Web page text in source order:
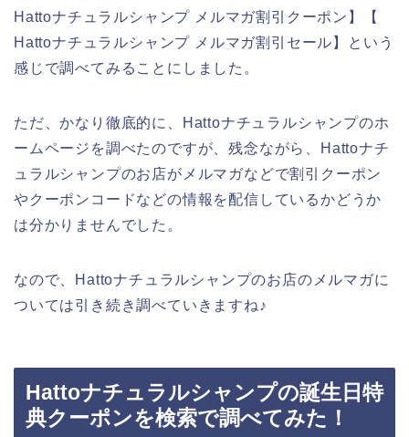
Hattoナチュラルシャンプ メルマガ割引クーポン】【
Hattoナチュラルシャンプ メルマガ割引セール】という
感じで調べてみることにしました。
ただ、かなり徹底的に、Hattoナチュラルシャンプのホ
ームページを調べたのですが、残念ながら、Hattoナチ
ュラルシャンプのお店がメルマガなどで割引クーポン
やクーポンコードなどの情報を配信しているかどうか
は分かりませんでした。
なので、Hattoナチュラルシャンプのお店のメルマガに
ついては引き続き調べていきますね♪
Hattoナチュラルシャンプの誕生日特
典クーポンを検索で調べてみた！